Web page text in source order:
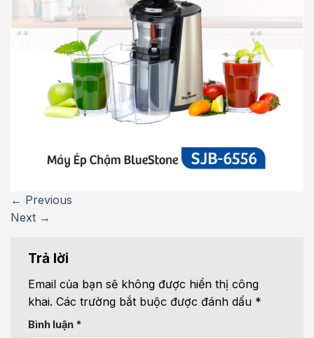
← Previous
Next →
Trả lời
Email của bạn sẽ không được hiển thị công
khai. Các trường bắt buộc được đánh dấu *
Bình luận *